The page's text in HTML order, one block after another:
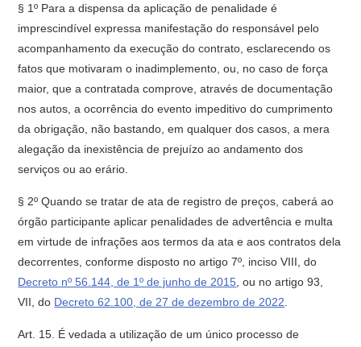
§ 1º Para a dispensa da aplicação de penalidade é
imprescindível expressa manifestação do responsável pelo
acompanhamento da execução do contrato, esclarecendo os
fatos que motivaram o inadimplemento, ou, no caso de força
maior, que a contratada comprove, através de documentação
nos autos, a ocorrência do evento impeditivo do cumprimento
da obrigação, não bastando, em qualquer dos casos, a mera
alegação da inexistência de prejuízo ao andamento dos
serviços ou ao erário.
§ 2º Quando se tratar de ata de registro de preços, caberá ao
órgão participante aplicar penalidades de advertência e multa
em virtude de infrações aos termos da ata e aos contratos dela
decorrentes, conforme disposto no artigo 7º, inciso VIII, do
Decreto nº 56.144, de 1º de junho de 2015 , ou no artigo 93,
VII, do Decreto 62.100, de 27 de dezembro de 2022
Art. 15. É vedada a utilização de um único processo de